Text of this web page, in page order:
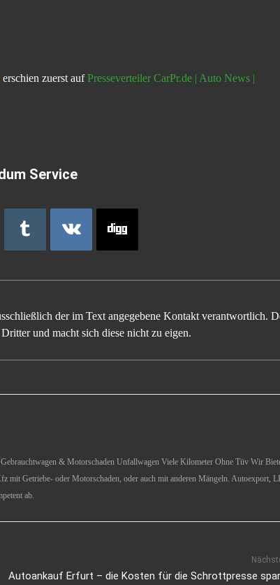
erschien zuerst aufPresseverteiler CarPr.de | Auto News |
Service
der im Text angegebene Kontakt verantwortlich.
und macht sich diese nicht zu eigen.
& Motorschaden Unfallwagen Viele Kilometer Ohne Tüv Wir
mit Getriebe- oder Motorschaden, oder auch mit anderen Mängeln. Autoexport,
ab.
Autoankauf Erfurt – die Kosten für die Schrottpresse